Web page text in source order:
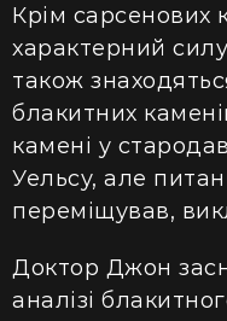
Крім сарсенових
характерний
також
блакитних
камені у
Уельсу, але
переміщував,
Доктор Джон
аналізі